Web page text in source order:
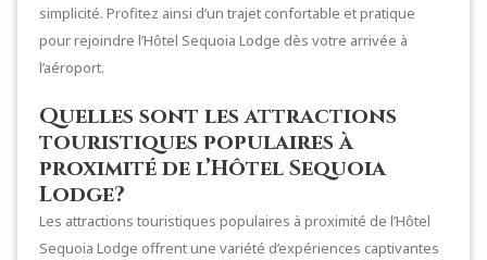
simplicité. Profitez ainsi d’un trajet confortable et pratique
pour rejoindre l’Hôtel Sequoia Lodge dès votre arrivée à
l’aéroport.
Quelles sont les attractions
touristiques populaires à
proximité de l’Hôtel Sequoia
Lodge?
Les attractions touristiques populaires à proximité de l’Hôtel
Sequoia Lodge offrent une variété d’expériences captivantes